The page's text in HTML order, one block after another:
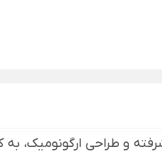
و طراحی ارگونومیک،